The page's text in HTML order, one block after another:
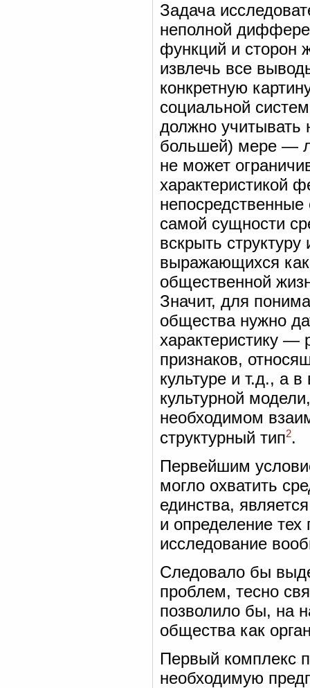
Задача
неполной
функций и сторон
извлечь все
конкретную
социальной
должно учитывать
большей) мере —
не может
характеристикой
самой сущности
вскрыть
выражающихся как
общественной
Значит, для
общества нужно
характеристику —
признаков,
культуре и т.д., а
культурной
необходимом
структурный тип2.
Первейшим
могло охватить
единства,
и определение тех
исследование
Следовало бы
проблем, тесно
позволило бы, на
общества как
Первый комплекс
необходимую